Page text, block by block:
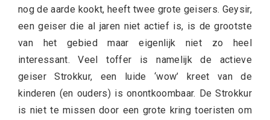
nog de aarde kookt, heeft twee grote geisers. Geysir,
een geiser die al jaren niet actief is, is de grootste
van het gebied maar eigenlijk niet zo heel
interessant. Veel toffer is namelijk de actieve
geiser Strokkur, een luide ‘wow’ kreet van de
kinderen (en ouders) is onontkoombaar. De Strokkur
is niet te missen door een grote kring toeristen om